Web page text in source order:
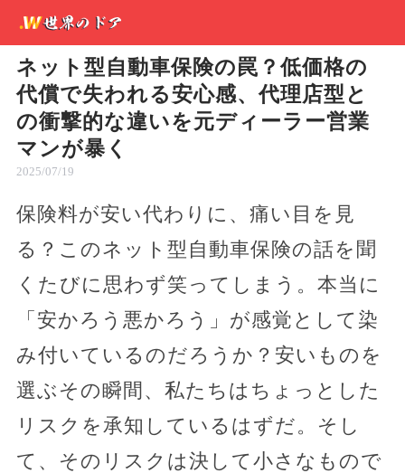
ネット型自動車保険の罠？低価格の
代償で失われる安心感、代理店型と
の衝撃的な違いを元ディーラー営業
マンが暴く
2025/07/19
保険料が安い代わりに、痛い目を見
る？このネット型自動車保険の話を聞
くたびに思わず笑ってしまう。本当に
「安かろう悪かろう」が感覚として染
み付いているのだろうか？安いものを
選ぶその瞬間、私たちはちょっとした
リスクを承知しているはずだ。そし
て、そのリスクは決して小さなもので